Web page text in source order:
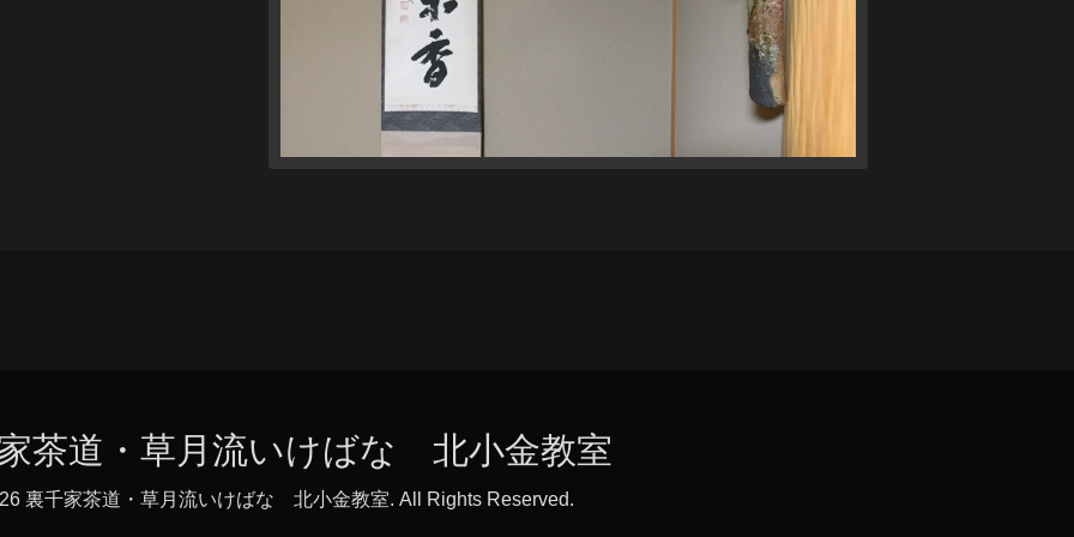
茶道・草月流いけばな 北小金教室
裏千家茶道・草月流いけばな 北小金教室. All Rights Reserved.